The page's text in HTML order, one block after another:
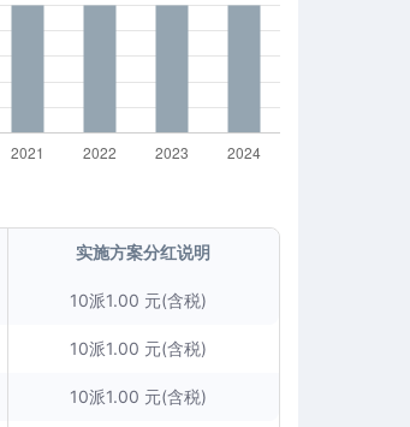
实施方案分红说明
10派1.00 元(含税)
10派1.00 元(含税)
10派1.00 元(含税)